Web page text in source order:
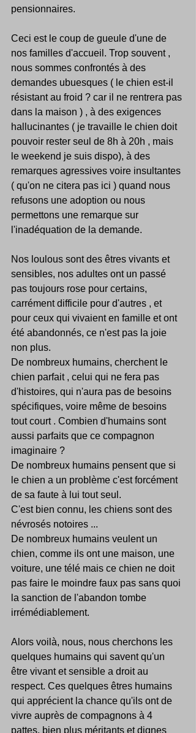
pensionnaires.
Ceci est le coup de gueule d'une de
nos familles d'accueil. Trop souvent ,
nous sommes confrontés à des
demandes ubuesques ( le chien est-il
résistant au froid ? car il ne rentrera pas
dans la maison ) , à des exigences
hallucinantes ( je travaille le chien doit
pouvoir rester seul de 8h à 20h , mais
le weekend je suis dispo), à des
remarques agressives voire insultantes
( qu'on ne citera pas ici ) quand nous
refusons une adoption ou nous
permettons une remarque sur
l'inadéquation de la demande.
Nos loulous sont des êtres vivants et
sensibles, nos adultes ont un passé
pas toujours rose pour certains,
carrément difficile pour d'autres , et
pour ceux qui vivaient en famille et ont
été abandonnés, ce n'est pas la joie
non plus.
De nombreux humains, cherchent le
chien parfait , celui qui ne fera pas
d'histoires, qui n'aura pas de besoins
spécifiques, voire même de besoins
tout court . Combien d'humains sont
aussi parfaits que ce compagnon
imaginaire ?
De nombreux humains pensent que si
le chien a un problème c'est forcément
de sa faute à lui tout seul.
C'est bien connu, les chiens sont des
névrosés notoires ...
De nombreux humains veulent un
chien, comme ils ont une maison, une
voiture, une télé mais ce chien ne doit
pas faire le moindre faux pas sans quoi
la sanction de l'abandon tombe
irrémédiablement.
Alors voilà, nous, nous cherchons les
quelques humains qui savent qu'un
être vivant et sensible a droit au
respect. Ces quelques êtres humains
qui apprécient la chance qu'ils ont de
vivre auprès de compagnons à 4
pattes, bien plus méritants et dignes